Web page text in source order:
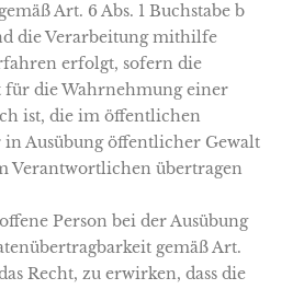
Art. 6 Abs. 1 Buchstabe b
die Verarbeitung mithilfe
erfolgt, sofern die
die Wahrnehmung einer
ist, die im öffentlichen
in Ausübung öffentlicher Gewalt
Verantwortlichen übertragen
Person bei der Ausübung
gemäß Art.
Recht, zu erwirken, dass die